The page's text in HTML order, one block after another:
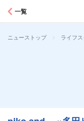
一覧
ニューストップ > ライフ